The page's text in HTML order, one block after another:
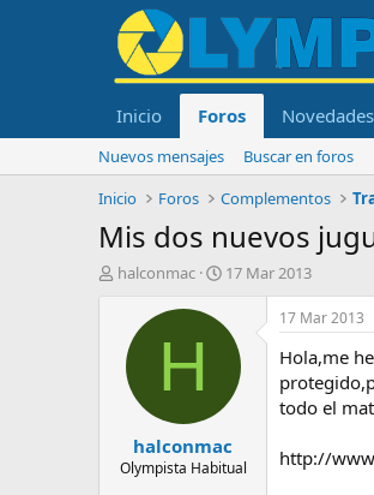
Inicio Foros Novedades
Nuevos mensajes
Buscar en foros
Inicio
Foros Complementos
Mis dos nuevos
I
d
halconmac
F
h
e
n
i
17 Mar 2013
H
halconmac
Olympista Habitual
17 Mar 2013
Hola,me
todo el
http://